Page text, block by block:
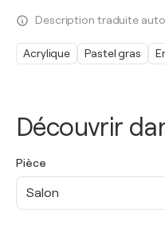
Découvrir
Pièce
Salon
Description traduite
Acrylique Pastel gras